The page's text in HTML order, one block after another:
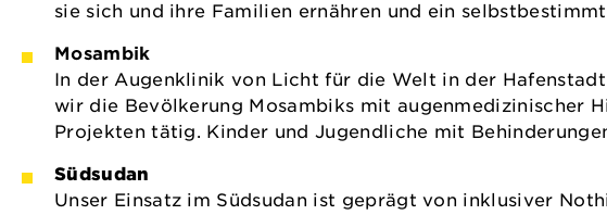
sie sich und ihre Familien ernähren und ein
Mosambik
In der Augenklinik von Licht für die Welt in der
wir die Bevölkerung Mosambiks mit augenmedizinischer
Projekten tätig. Kinder und Jugendliche mit
Südsudan
Unser Einsatz im Südsudan ist geprägt von inklusiver